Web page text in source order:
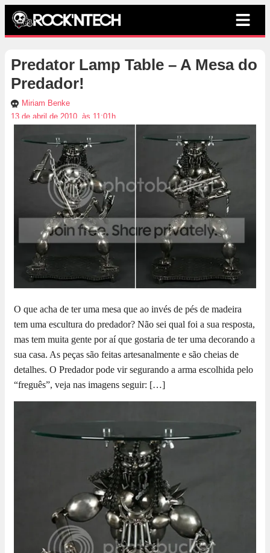
Predator Lamp Table – A Mesa do
Predador!
Miriam Benke
13 de abril de 2010, às 11:01h
O que acha de ter uma mesa que ao invés de pés de madeira
tem uma escultura do predador? Não sei qual foi a sua resposta,
mas tem muita gente por aí que gostaria de ter uma decorando a
sua casa. As peças são feitas artesanalmente e são cheias de
detalhes. O Predador pode vir segurando a arma escolhida pelo
“freguês”, veja nas imagens seguir: […]